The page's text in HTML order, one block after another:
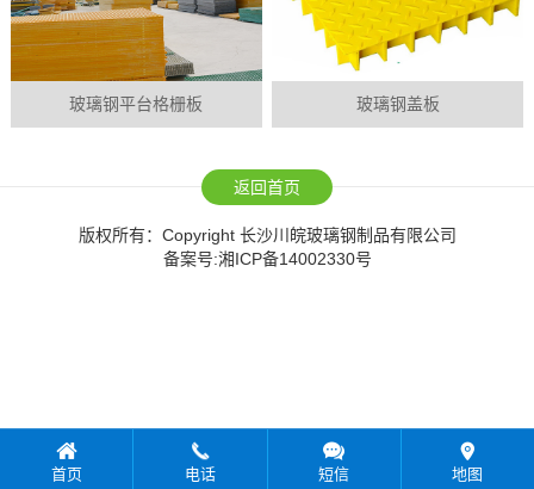
玻璃钢平台格栅板 玻璃钢盖板
返回首页
版权所有：Copyright 长沙川皖玻璃钢制品有限公司
备案号:湘ICP备14002330号
首页 电话 短信 地图